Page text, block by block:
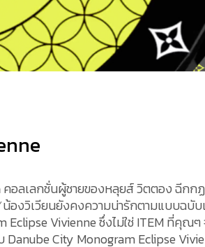
คอลเลกชั่นผู้ชายของหลุยส์ วิตตอง ฉีกกฏ
น้องวิเวียนยังคงความน่ารักตามแบบฉบับ
Eclipse Vivienne ซึ่งไม่ใช่ ITEM ที่คุณๆ
City Monogram Eclipse